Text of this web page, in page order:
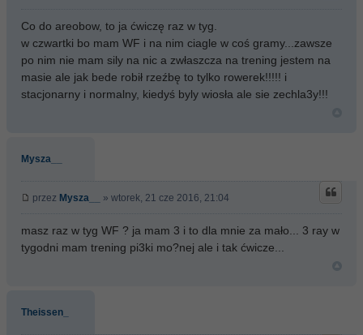
Co do areobow, to ja ćwiczę raz w tyg.
w czwartki bo mam WF i na nim ciagle w coś gramy...zawsze
po nim nie mam sily na nic a zwłaszcza na trening jestem na
masie ale jak bede robił rzeźbę to tylko rowerek!!!!! i
stacjonarny i normalny, kiedyś byly wiosła ale sie zechla3y!!!
Mysza__
przez Mysza__ » wtorek, 21 cze 2016, 21:04
masz raz w tyg WF ? ja mam 3 i to dla mnie za mało... 3 ray w
tygodni mam trening pi3ki mo?nej ale i tak ćwicze...
Theissen_